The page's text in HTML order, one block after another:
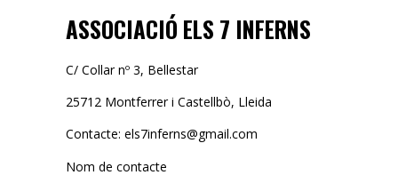
ASSOCIACIÓ ELS 7 INFERNS
C/ Collar nº 3, Bellestar
25712 Montferrer i Castellbò, Lleida
Contacte: els7inferns@gmail.com
Nom de contacte